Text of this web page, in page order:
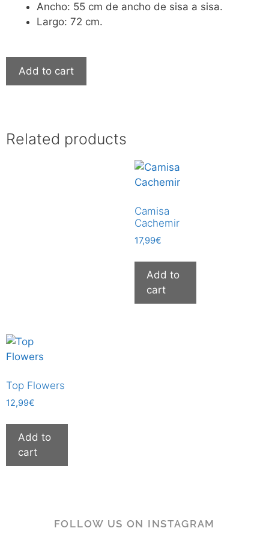
Ancho: 55 cm de ancho de sisa a sisa.
Largo: 72 cm.
Add to cart
Related products
Camisa
Cachemir
17,99€
Add to
cart
Top Flowers
12,99€
Add to
cart
FOLLOW US ON INSTAGRAM